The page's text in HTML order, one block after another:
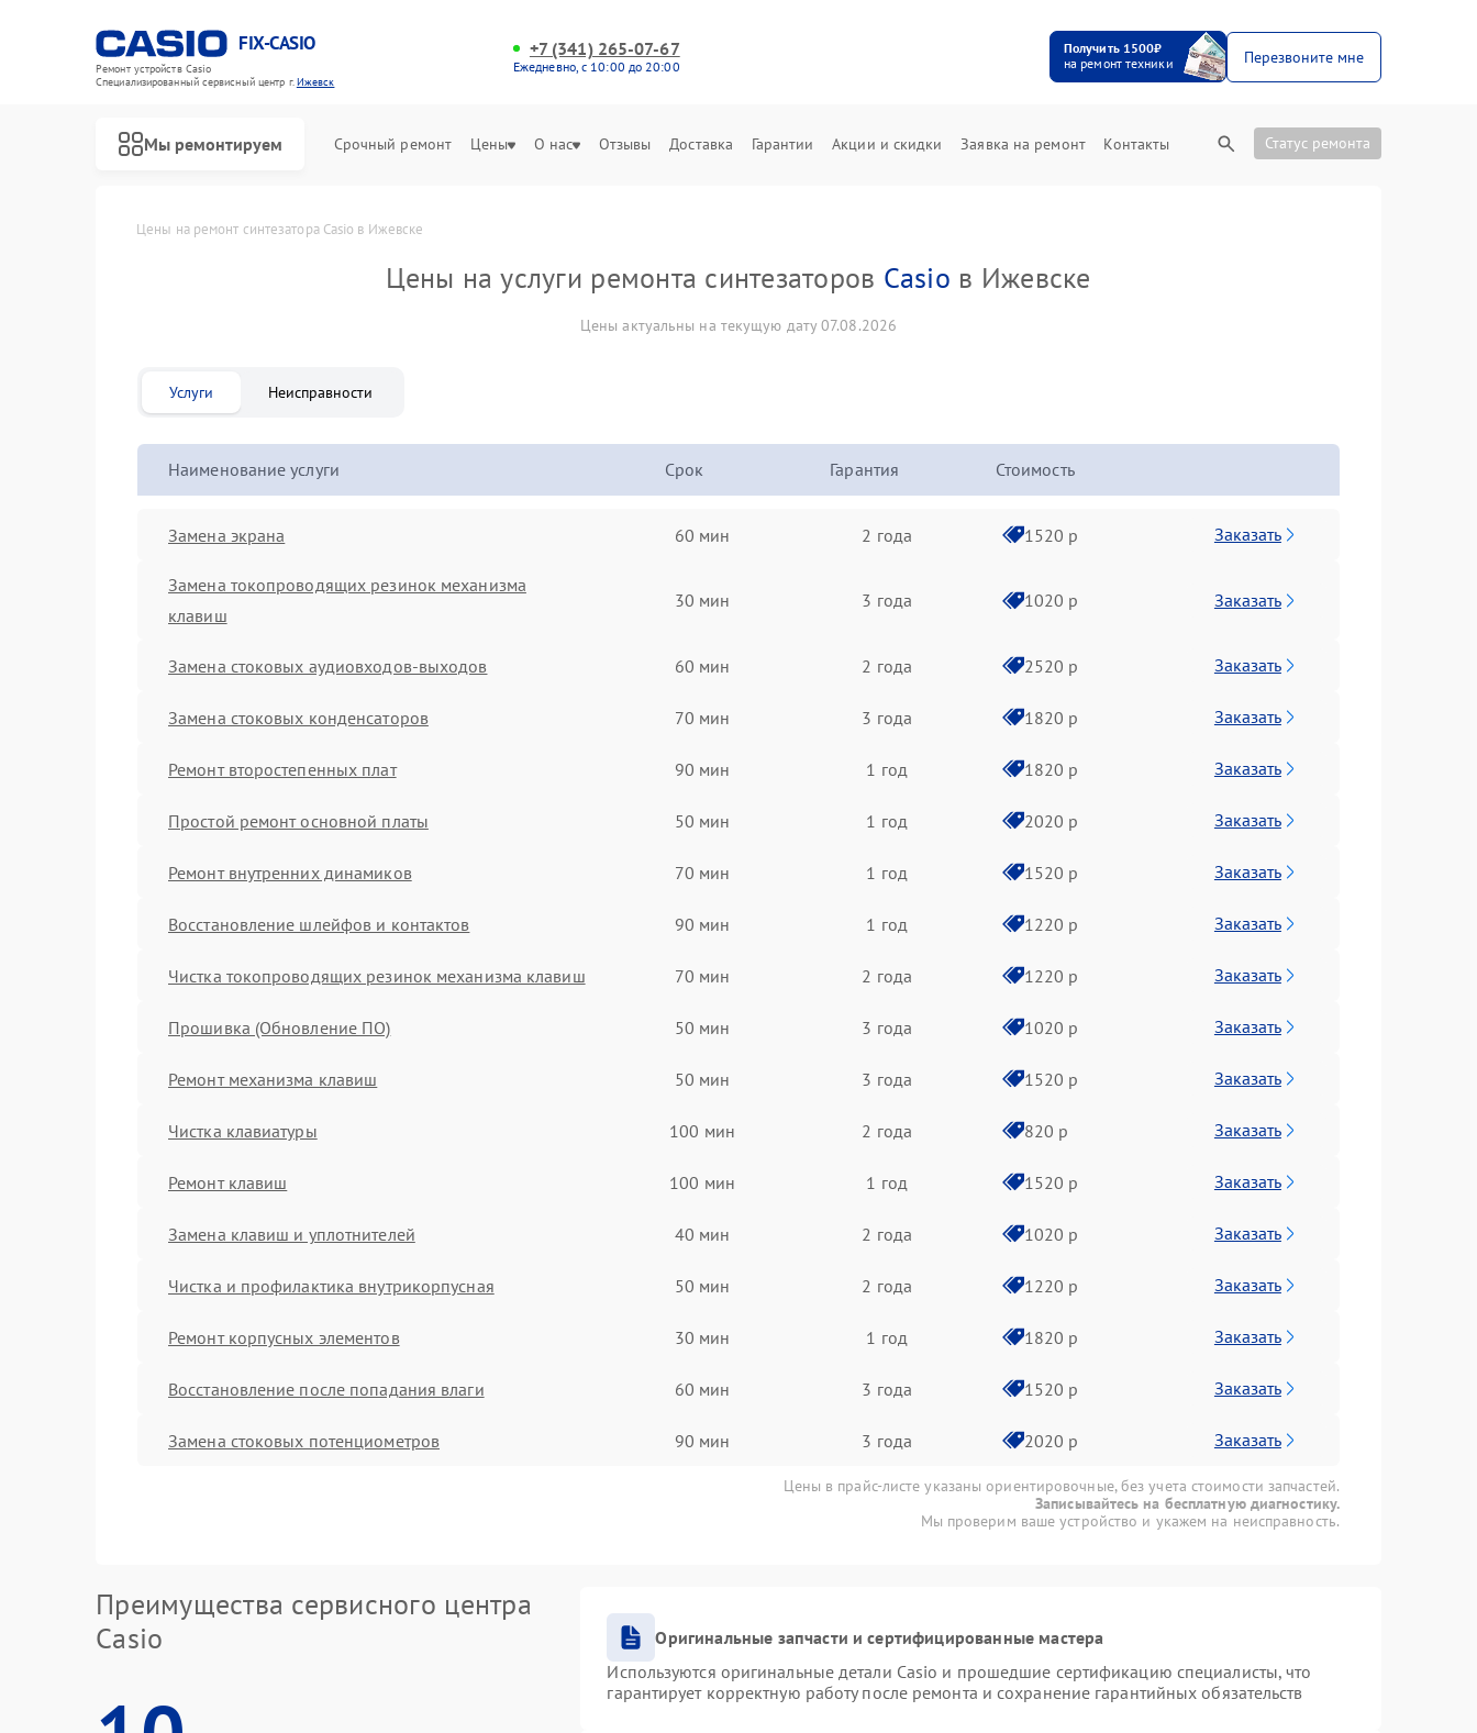
FIX-CASIO
Ремонт устройств Casio
Специализированный cервисный центр г.Ижевск
+7 (341) 265-07-67
Ежедневно, с 10:00 до 20:00
Получить 1500₽
на ремонт техники
Перезвоните мне
Мы ремонтируем Срочный ремонт Цены О нас Отзывы Доставка Гарантии Акции и скидки Заявка на ремонт Контакты Статус ремонта
Цены на ремонт синтезатора Casio в Ижевске
Цены на услуги ремонта синтезаторов Casio в Ижевске
Цены актуальны на текущую дату 07.08.2026
Услуги Неисправности
Наименование услуги Срок Гарантия Стоимость
Замена экрана 60 мин 2 года 1520 р Заказать
Замена токопроводящих резинок механизма
клавиш
30 мин 3 года 1020 р Заказать
Замена стоковых аудиовходов-выходов 60 мин 2 года 2520 р Заказать
Замена стоковых конденсаторов 70 мин 3 года 1820 р Заказать
Ремонт второстепенных плат 90 мин 1 год 1820 р Заказать
Простой ремонт основной платы 50 мин 1 год 2020 р Заказать
Ремонт внутренних динамиков 70 мин 1 год 1520 р Заказать
Восстановление шлейфов и контактов 90 мин 1 год 1220 р Заказать
Чистка токопроводящих резинок механизма клавиш 70 мин 2 года 1220 р Заказать
Прошивка (Обновление ПО) 50 мин 3 года 1020 р Заказать
Ремонт механизма клавиш 50 мин 3 года 1520 р Заказать
Чистка клавиатуры 100 мин 2 года 820 р Заказать
Ремонт клавиш 100 мин 1 год 1520 р Заказать
Замена клавиш и уплотнителей 40 мин 2 года 1020 р Заказать
Чистка и профилактика внутрикорпусная 50 мин 2 года 1220 р Заказать
Ремонт корпусных элементов 30 мин 1 год 1820 р Заказать
Восстановление после попадания влаги 60 мин 3 года 1520 р Заказать
Замена стоковых потенциометров 90 мин 3 года 2020 р Заказать
Цены в прайс-листе указаны ориентировочные, без учета стоимости запчастей.
Записывайтесь на бесплатную диагностику.
Мы проверим ваше устройство и укажем на неисправность.
Преимущества сервисного центра
Casio
Оригинальные запчасти и сертифицированные мастера
Используются оригинальные детали Casio и прошедшие сертификацию специалисты, что
гарантирует корректную работу после ремонта и сохранение гарантийных обязательств